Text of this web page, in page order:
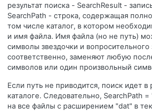
результат поиска - SearchResult -
SearchPath - строка, содержащая
том числе каталог, в котором
и имя файла. Имя файла (но не путь)
символы звездочки и вопросительного
соответственно, заменяют любую
символов или один произвольный
Если путь не приводится, поиск идет в
каталоге. Следовательно, SearchPath =
на все файлы с расширением "dat" в